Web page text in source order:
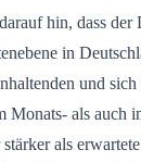
hin, dass
in
und
Monats- als auch
als